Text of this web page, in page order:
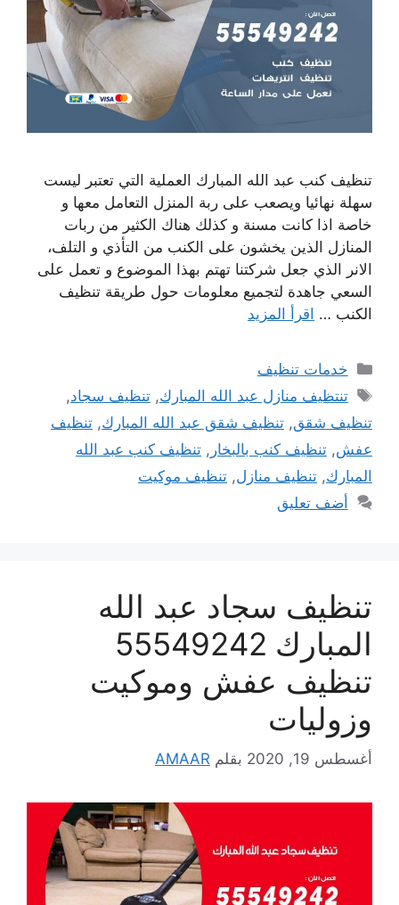
تنظيف كنب عبد الله المبارك العملية التي تعتبر ليست
سهلة نهائيا ويصعب على ربة المنزل التعامل معها و
خاصة اذا كانت مسنة و كذلك هناك الكثير من ربات
المنازل الذين يخشون على الكنب من التأذي و التلف،
الانر الذي جعل شركتنا تهتم بهذا الموضوع و تعمل على
السعي جاهدة لتجميع معلومات حول طريقة تنظيف
الكنب … اقرأ المزيد
التصنيفات
خدمات تنظيف
الوسوم
تنتظيف منازل عبد الله المبارك,تنظيف سجاد,
تنظيف شقق, تنظيف شقق عبد الله المبارك, تنظيف
عفش, تنظيف كنب بالبخار , تنظيف كنب عبد الله
المبارك, تنظيف منازل, تنظيف موكيت
أضف تعليق
تنظيف سجاد عبد الله
المبارك 55549242
تنظيف عفش وموكيت
وزوليات
أغسطس 19, 2020 بقلم AMAAR